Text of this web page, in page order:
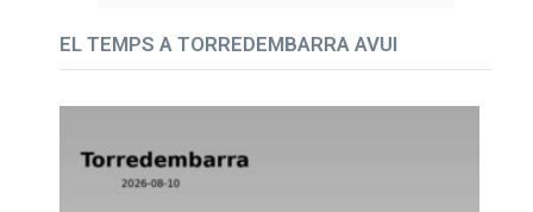
EL TEMPS A TORREDEMBARRA AVUI